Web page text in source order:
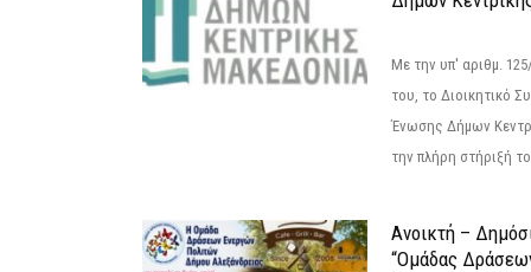
Με την υπ' αριθμ.
του, το Διοικητικό
Ένωσης Δήμων
την πλήρη στήριξή
Ανοικτή –
“Ομάδας